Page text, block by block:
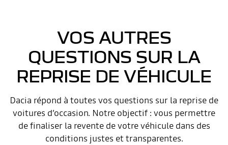
VOS AUTRES
QUESTIONS SUR LA
REPRISE DE VÉHICULE
Dacia répond à toutes vos questions sur la reprise de
voitures d’occasion. Notre objectif : vous permettre
de finaliser la revente de votre véhicule dans des
conditions justes et transparentes.